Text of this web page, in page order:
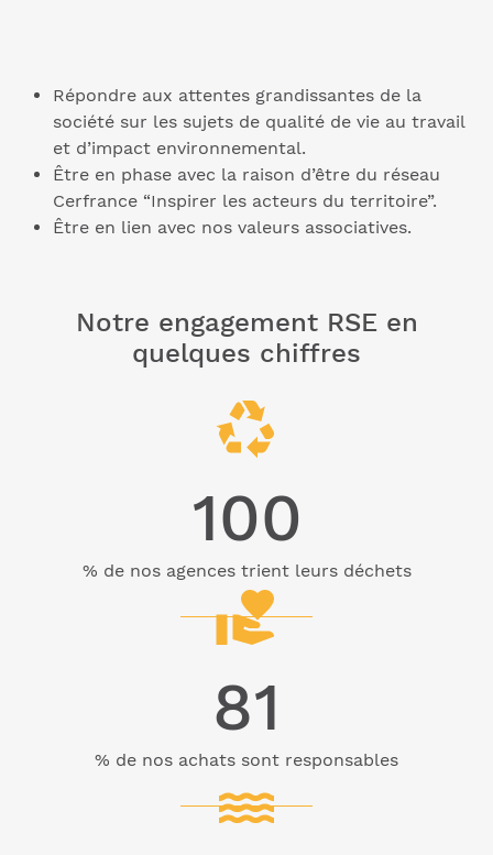
Répondre aux attentes grandissantes de la
société sur les sujets de qualité de vie au travail
et d’impact environnemental.
Être en phase avec la raison d’être du réseau
Cerfrance “Inspirer les acteurs du territoire”.
Être en lien avec nos valeurs associatives.
Notre engagement RSE en
quelques chiffres
100
% de nos agences trient leurs déchets
81
% de nos achats sont responsables